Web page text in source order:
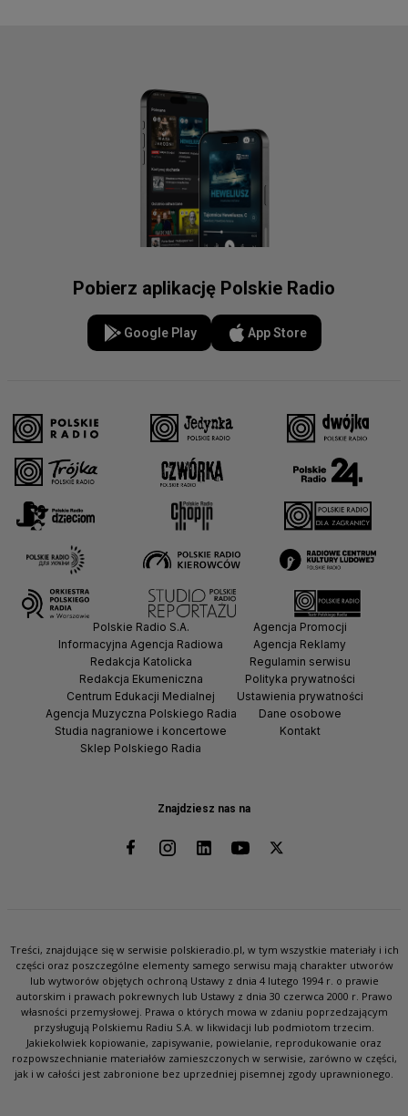
Pobierz aplikację Polskie Radio
Google Play App Store
Znajdziesz nas na
Polskie Radio S.A.
Informacyjna Agencja Radiowa
Redakcja Katolicka
Redakcja Ekumeniczna
Centrum Edukacji Medialnej
Agencja Muzyczna Polskiego Radia
Studia nagraniowe i koncertowe
Sklep Polskiego Radia
Agencja Promocji
Agencja Reklamy
Regulamin serwisu
Polityka prywatności
Ustawienia prywatności
Dane osobowe
Kontakt
Treści, znajdujące się w serwisie polskieradio.pl, w tym wszystkie materiały i ich
części oraz poszczególne elementy samego serwisu mają charakter utworów
lub wytworów objętych ochroną Ustawy z dnia 4 lutego 1994 r. o prawie
autorskim i prawach pokrewnych lub Ustawy z dnia 30 czerwca 2000 r. Prawo
własności przemysłowej. Prawa o których mowa w zdaniu poprzedzającym
przysługują Polskiemu Radiu S.A. w likwidacji lub podmiotom trzecim.
Jakiekolwiek kopiowanie, zapisywanie, powielanie, reprodukowanie oraz
rozpowszechnianie materiałów zamieszczonych w serwisie, zarówno w części,
jak i w całości jest zabronione bez uprzedniej pisemnej zgody uprawnionego.